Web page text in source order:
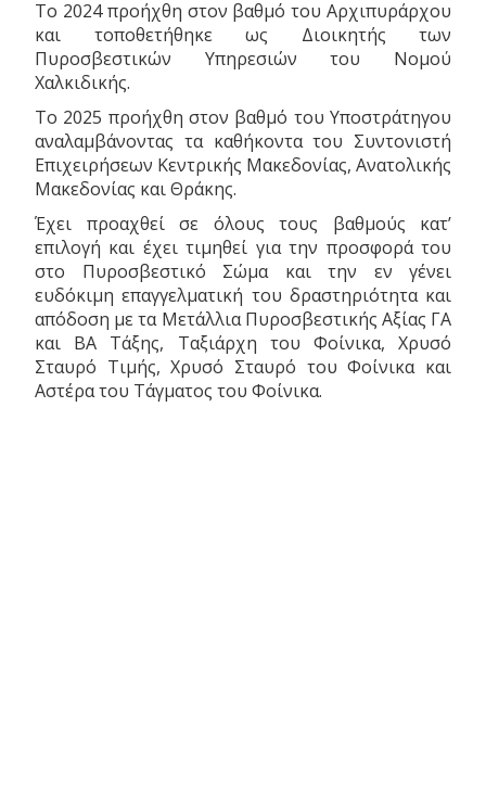
Το 2024 προήχθη στον βαθμό του Αρχιπυράρχου
και τοποθετήθηκε ως Διοικητής των
Πυροσβεστικών Υπηρεσιών του Νομού
Χαλκιδικής.
Το 2025 προήχθη στον βαθμό του Υποστράτηγου
αναλαμβάνοντας τα καθήκοντα του Συντονιστή
Επιχειρήσεων Κεντρικής Μακεδονίας, Ανατολικής
Μακεδονίας και Θράκης.
Έχει προαχθεί σε όλους τους βαθμούς κατ’
επιλογή και έχει τιμηθεί για την προσφορά του
στο Πυροσβεστικό Σώμα και την εν γένει
ευδόκιμη επαγγελματική του δραστηριότητα και
απόδοση με τα Μετάλλια Πυροσβεστικής Αξίας ΓΑ
και ΒΑ Τάξης, Ταξιάρχη του Φοίνικα, Χρυσό
Σταυρό Τιμής, Χρυσό Σταυρό του Φοίνικα και
Αστέρα του Τάγματος του Φοίνικα.